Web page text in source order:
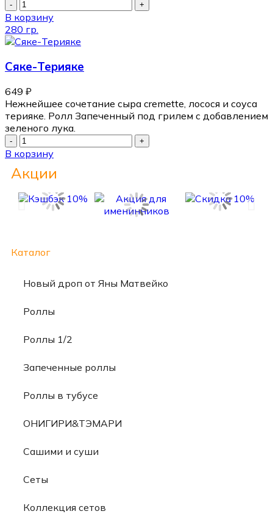
В корзину
280 гр.
Сяке-Терияке
649 ₽
Нежнейшее сочетание сыра cremette, лосося и соуса
терияке. Ролл Запеченный под грилем с добавлением
зеленого лука.
В корзину
Акции
Каталог
Новый дроп от Яны Матвейко
Роллы
Роллы 1/2
Запеченные роллы
Роллы в тубусе
ОНИГИРИ&ТЭМАРИ
Сашими и суши
Сеты
Коллекция сетов